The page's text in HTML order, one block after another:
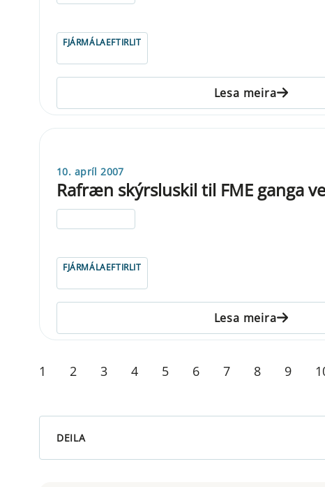
FJÁRMÁLAEFTIRLIT
Lesa meira
10. apríl 2007
Rafræn skýrsluskil til FME ganga
FJÁRMÁLAEFTIRLIT
Lesa meira
1 2 3 4 5 6 7 8 9
DEILA